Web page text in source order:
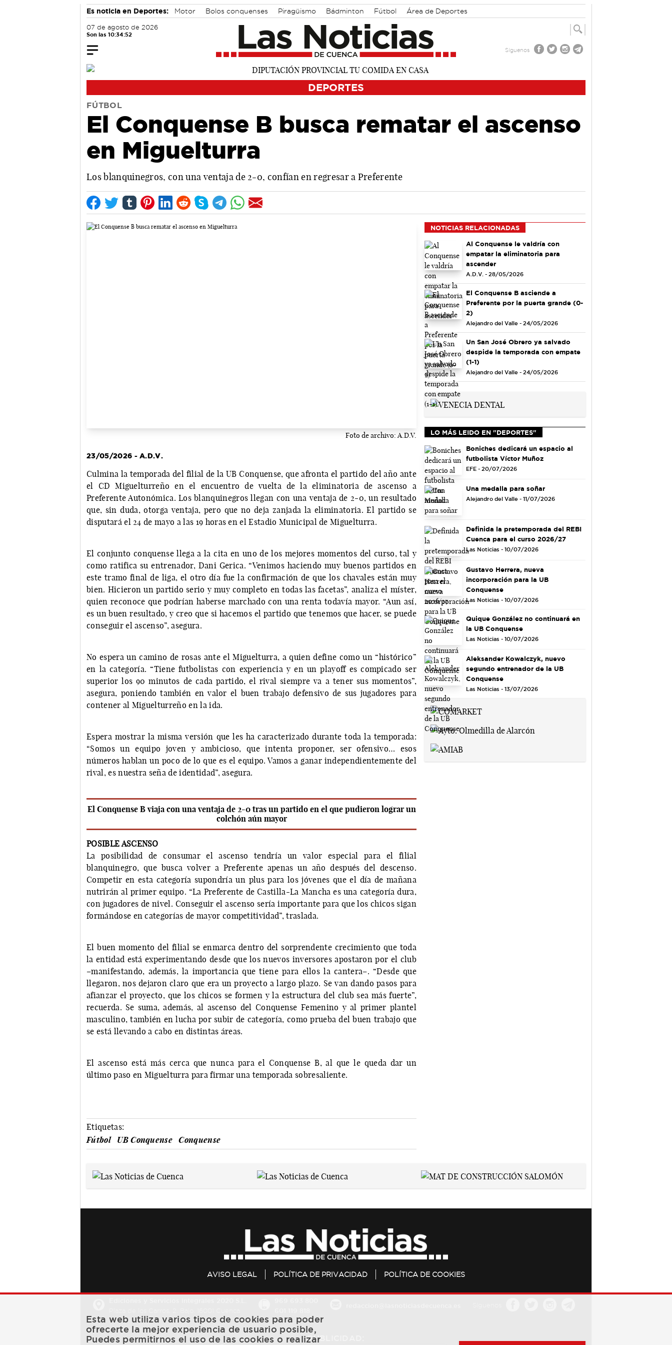
Es noticia en Deportes: Motor Bolos conquenses Piragüismo Bádminton Fútbol Área de Deportes
07 de agosto de 2026
Son las 10:34:53
Síguenos
DEPORTES
FÚTBOL
El Conquense B busca rematar el ascenso
en Miguelturra
Los blanquinegros, con una ventaja de 2-0, confían en regresar a Preferente
Foto de archivo: A.D.V.
23/05/2026 - A.D.V.
Culmina la temporada del filial de la UB Conquense, que afronta el partido del año ante
el CD Miguelturreño en el encuentro de vuelta de la eliminatoria de ascenso a
Preferente Autonómica. Los blanquinegros llegan con una ventaja de 2-0, un resultado
que, sin duda, otorga ventaja, pero que no deja zanjada la eliminatoria. El partido se
disputará el 24 de mayo a las 19 horas en el Estadio Municipal de Miguelturra.
El conjunto conquense llega a la cita en uno de los mejores momentos del curso, tal y
como ratifica su entrenador, Dani Gerica. “Venimos haciendo muy buenos partidos en
este tramo final de liga, el otro día fue la confirmación de que los chavales están muy
bien. Hicieron un partido serio y muy completo en todas las facetas”, analiza el míster,
quien reconoce que podrían haberse marchado con una renta todavía mayor. “Aun así,
es un buen resultado, y creo que si hacemos el partido que tenemos que hacer, se puede
conseguir el ascenso”, asegura.
No espera un camino de rosas ante el Miguelturra, a quien define como un “histórico”
en la categoría. “Tiene futbolistas con experiencia y en un playoff es compicado ser
superior los 90 minutos de cada partido, el rival siempre va a tener sus momentos”,
asegura, poniendo también en valor el buen trabajo defensivo de sus jugadores para
contener al Miguelturreño en la ida.
Espera mostrar la misma versión que les ha caracterizado durante toda la temporada:
“Somos un equipo joven y ambicioso, que intenta proponer, ser ofensivo… esos
números hablan un poco de lo que es el equipo. Vamos a ganar independientemente del
rival, es nuestra seña de identidad”, asegura.
El Conquense B viaja con una ventaja de 2-0 tras un partido en el que pudieron lograr un
colchón aún mayor
POSIBLE ASCENSO
La posibilidad de consumar el ascenso tendría un valor especial para el filial
blanquinegro, que busca volver a Preferente apenas un año después del descenso.
Competir en esta categoría supondría un plus para los jóvenes que el día de mañana
nutrirán al primer equipo. “La Preferente de Castilla-La Mancha es una categoría dura,
con jugadores de nivel. Conseguir el ascenso sería importante para que los chicos sigan
formándose en categorías de mayor competitividad”, traslada.
El buen momento del filial se enmarca dentro del sorprendente crecimiento que toda
la entidad está experimentando desde que los nuevos inversores apostaron por el club
–manifestando, además, la importancia que tiene para ellos la cantera–. “Desde que
llegaron, nos dejaron claro que era un proyecto a largo plazo. Se van dando pasos para
afianzar el proyecto, que los chicos se formen y la estructura del club sea más fuerte”,
recuerda. Se suma, además, al ascenso del Conquense Femenino y al primer plantel
masculino, también en lucha por subir de categoría, como prueba del buen trabajo que
se está llevando a cabo en distintas áreas.
El ascenso está más cerca que nunca para el Conquense B, al que le queda dar un
último paso en Miguelturra para firmar una temporada sobresaliente.
Etiquetas:
Fútbol
UB Conquense Conquense
NOTICIAS RELACIONADAS
Al Conquense le valdría con
empatar la eliminatoria para
ascender
A.D.V. - 28/05/2026
El Conquense B asciende a
Preferente por la puerta grande (0-
2)
Alejandro del Valle - 24/05/2026
Un San José Obrero ya salvado
despide la temporada con empate
(1-1)
Alejandro del Valle - 24/05/2026
LO MÁS LEIDO EN "DEPORTES"
Boniches dedicará un espacio al
futbolista Víctor Muñoz
EFE - 20/07/2026
Una medalla para soñar
Alejandro del Valle - 11/07/2026
Definida la pretemporada del REBI
Cuenca para el curso 2026/27
Las Noticias - 10/07/2026
Gustavo Herrera, nueva
incorporación para la UB
Conquense
Las Noticias - 10/07/2026
Quique González no continuará en
la UB Conquense
Las Noticias - 10/07/2026
Aleksander Kowalczyk, nuevo
segundo entrenador de la UB
Conquense
Las Noticias - 13/07/2026
AVISO LEGAL POLÍTICA DE PRIVACIDAD POLÍTICA DE COOKIES
PUBLICIDAD:
Esta web utiliza varios tipos de cookies para poder
ofrecerte la mejor experiencia de usuario posible,
Puedes permitirnos el uso de las cookies o realizar